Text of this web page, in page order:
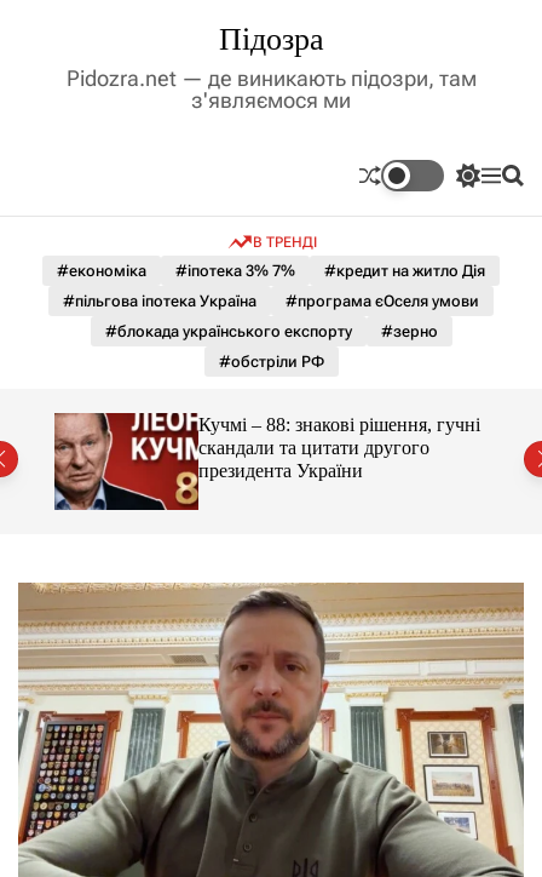
Підозра
Pidozra.net — де виникають підозри, там
з'являємося ми
П
м
к
а
ь
о
р
е
ж
и
м
у
М П
В ТРЕНДІ
#економіка #іпотека 3% 7%
#кредит на житло Дія
#пільгова іпотека Україна
#програма єОселя умови
#блокада українського експорту
#зерно
#обстріли РФ
Кучмі – 88: знакові рішення, гучні
скандали та цитати другого
президента України